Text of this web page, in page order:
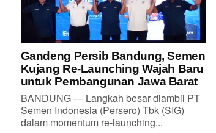
Gandeng Persib Bandung, Semen
Kujang Re-Launching Wajah Baru
untuk Pembangunan Jawa Barat
BANDUNG — Langkah besar diambil PT
Semen Indonesia (Persero) Tbk (SIG)
dalam momentum re-launching...